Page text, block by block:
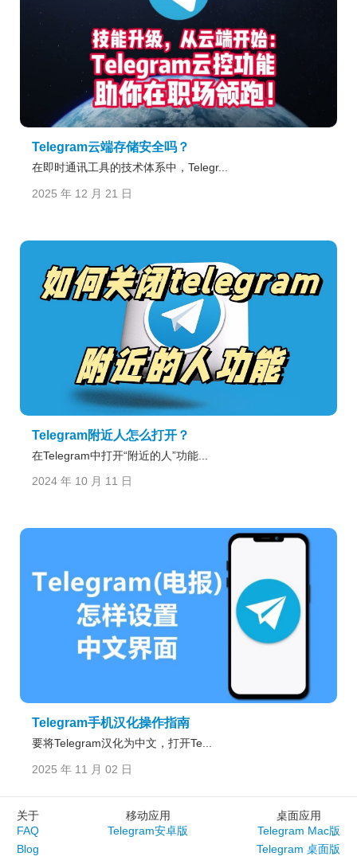
Telegram云端存储安全吗？
在即时通讯工具的技术体系中，Telegr...
2025 年 12 月 21 日
Telegram附近人怎么打开？
在Telegram中打开“附近的人”功能...
2024 年 10 月 11 日
Telegram手机汉化操作指南
要将Telegram汉化为中文，打开Te...
2025 年 11 月 02 日
关于
FAQ
Blog
移动应用
Telegram安卓版
桌面应用
Telegram Mac版
Telegram 桌面版